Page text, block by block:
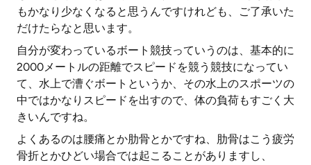
もかなり少なくなると思うんですけれども、ご了承いた
だけたらなと思います。
自分が変わっているボート競技っていうのは、基本的に
2000メートルの距離でスピードを競う競技になってい
て、水上で漕ぐボートというか、その水上のスポーツの
中ではかなりスピードを出すので、体の負荷もすごく大
きいんですね。
よくあるのは腰痛とか肋骨とかですね、肋骨はこう疲労
骨折とかひどい場合では起こることがありますし、